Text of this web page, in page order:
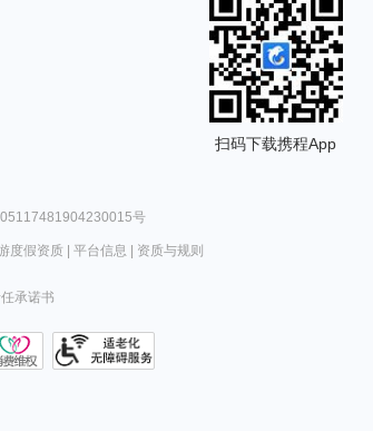
扫码下载携程App
号
度假资质| 平台信息 | 资质与规则
承诺书